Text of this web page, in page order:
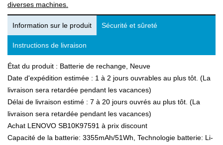
diverses machines.
Information sur le produit Sécurité et sûreté
Instructions de livraison
État du produit : Batterie de rechange, Neuve
Date d'expédition estimée : 1 à 2 jours ouvrables au plus tôt. (La
livraison sera retardée pendant les vacances)
Délai de livraison estimé : 7 à 20 jours ouvrés au plus tôt. (La
livraison sera retardée pendant les vacances)
Achat LENOVO SB10K97591 à prix discount
Capacité de la batterie: 3355mAh/51Wh, Technologie batterie: Li-